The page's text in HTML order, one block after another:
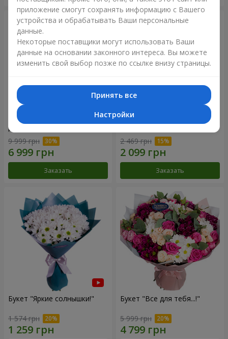
Цветы в коробке "101
розовая роза"
9 999 грн
Заказать
Букет "Цветочное Selfie!"
2 469 грн
Заказать
Букет "Яркие солнышки!"
1 574 грн
Букет "Все для тебя...!"
5 999 грн
приложение смогут сохранять информацию с Вашего
устройства и обрабатывать Ваши персональные
данные.
Некоторые поставщики могут использовать Ваши
данные на основании законного интереса. Вы можете
изменить свой выбор позже по ссылке внизу страницы.
Принять все
Настройки